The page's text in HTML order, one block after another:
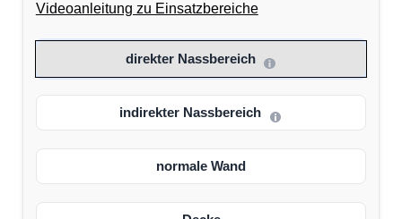
Videoanleitung zu Einsatzbereiche
direkter Nassbereich
indirekter Nassbereich
normale Wand